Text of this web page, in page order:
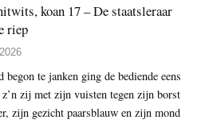
koan 17 – De staatsleraar
riep
begon te janken ging de bediende eens
zij met zijn vuisten tegen zijn borst
zijn gezicht paarsblauw en zijn mond